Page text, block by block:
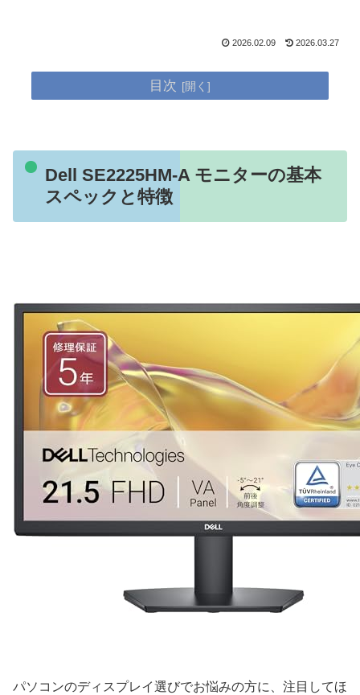
2026.02.09 2026.03.27
目次
Dell SE2225HM-A モニターの基本
スペックと特徴
パソコンのディスプレイ選びでお悩みの方に、注目してほ